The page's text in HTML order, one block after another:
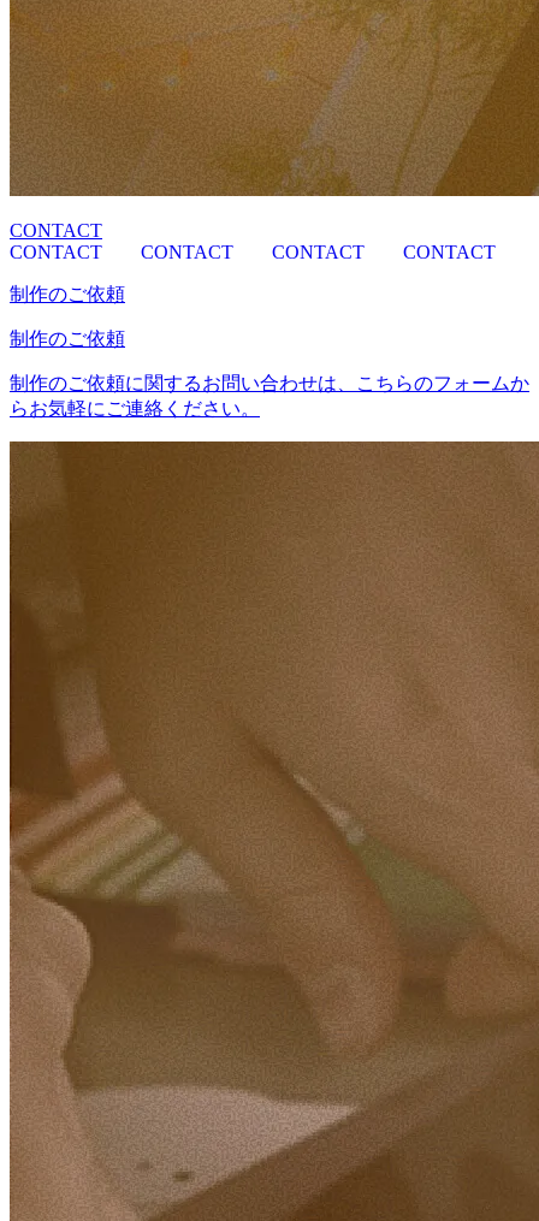
CONTACT
CONTACT
CONTACT CONTACT CONTACT
制作のご依頼
制作のご依頼
制作のご依頼に関するお問い合わせは、こちらのフォームか
らお気軽にご連絡ください。